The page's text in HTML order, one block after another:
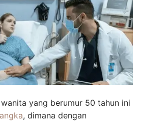
yang berumur 50 tahun ini
, dimana dengan